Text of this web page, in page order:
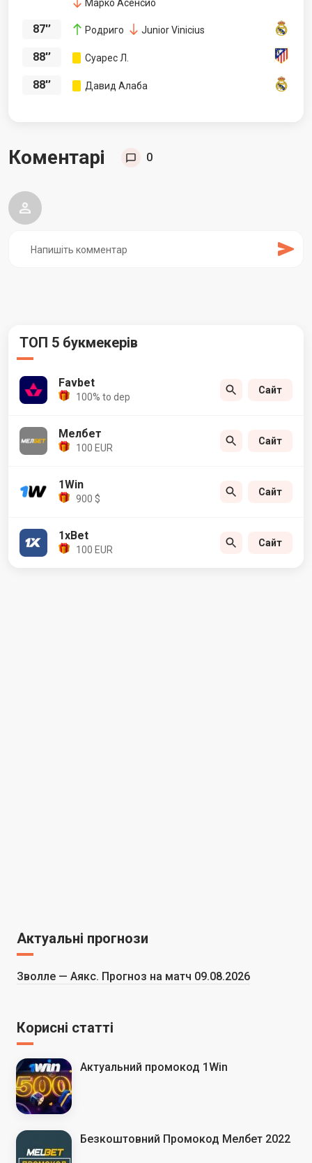
Марко Асенсио
87'’ Родриго Junior Vinicius
88'’ Суарес Л.
88'’ Давид Алаба
Коментарі 0
ТОП 5 букмекерів
Favbet
100% to dep
Сайт
Мелбет
100 EUR
Сайт
1Win
900 $
Сайт
1xBet
100 EUR
Сайт
Актуальні прогнози
Зволле — Аякс. Прогноз на матч 09.08.2026
Корисні статті
Актуальний промокод 1Win
Безкоштовний Промокод Мелбет 2022